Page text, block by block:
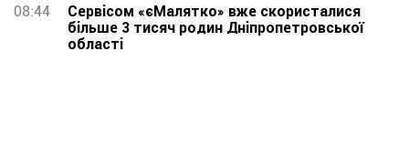
08:44
Сервісом «єМалятко» вже скористалися
більше 3 тисяч родин Дніпропетровської
області